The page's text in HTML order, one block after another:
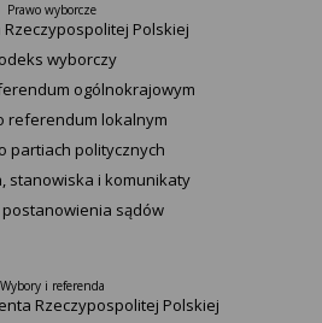
Prawo wyborcze
Rzeczypospolitej Polskiej​
wyborczy
ogólnokrajowym
referendum lokalnym
partiach politycznych
stanowiska i komunikaty
sądów
Wybory i referenda
Rzeczypospolitej Polskiej